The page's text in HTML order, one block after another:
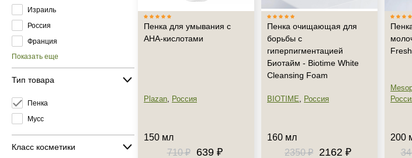
Израиль
Россия
Франция
Показать еще
Тип товара
Пенка
Мусс
Класс косметики
Пенка для умывания с
AHA-кислотами
Plazan, Россия
150 мл
710 ₽
639 ₽
Пенка очищающая для
борьбы с
гиперпигментацией
Биотайм - Biotime White
Cleansing Foam
BIOTIME, Россия
160 мл
2350 ₽
2162 ₽
200